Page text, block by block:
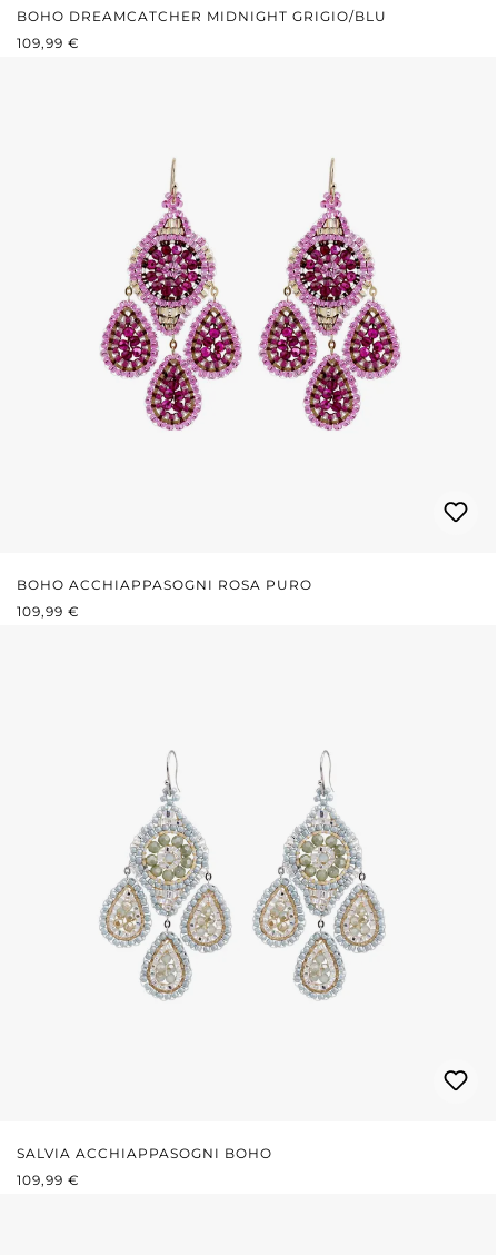
BOHO DREAMCATCHER MIDNIGHT GRIGIO/BLU
PREZZO NORMALE:
109,99 €
BOHO ACCHIAPPASOGNI ROSA PURO
PREZZO NORMALE:
109,99 €
SALVIA ACCHIAPPASOGNI BOHO
PREZZO NORMALE:
109,99 €